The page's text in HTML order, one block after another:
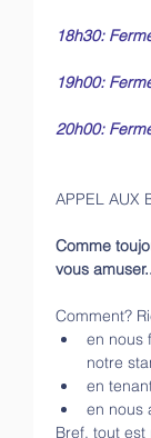
18h30:
19h00:
20h00:
APPEL AUX
Comme
vous
Comment?
en nous
notre
en
en nous
Bref, tout